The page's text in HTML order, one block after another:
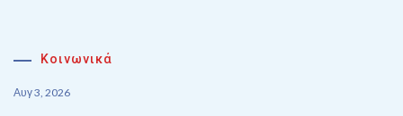
Κοινωνικά
Αυγ 3, 2026